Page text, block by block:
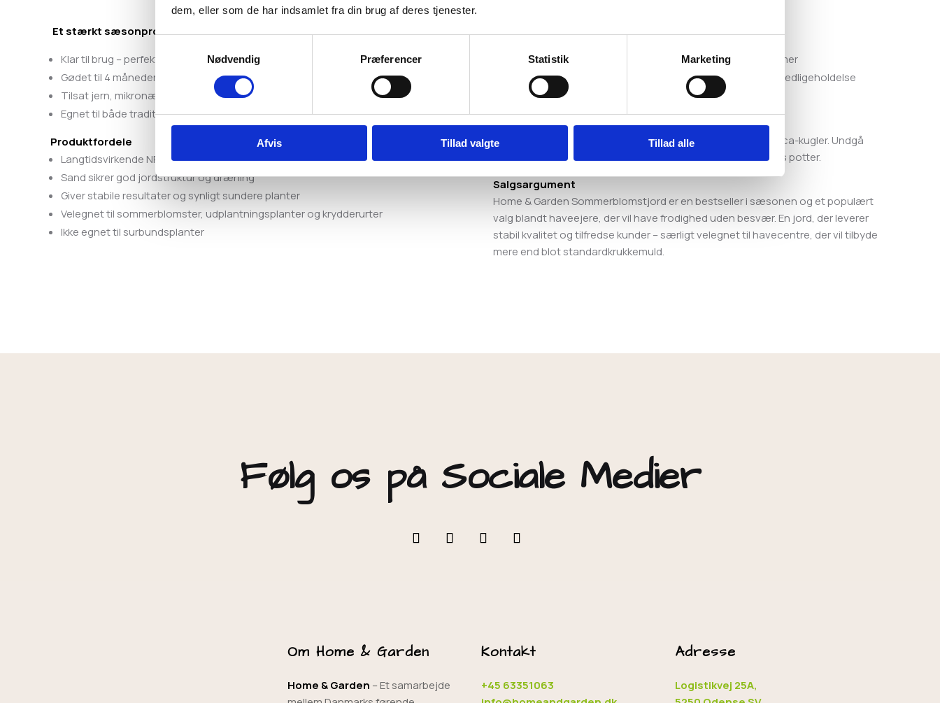
dem, eller som de har indsamlet fra din brug af deres tjenester.
Nødvendig
Præferencer Statistik Marketing
Afvis Tillad valgte Tillad alle
Et stærkt sæsonprodukt til hylderne
Klar til brug – perfekt til alt fra altankasser til plantekummer
Gødet til 4 måneders vækst – minimal vedligeholdelse for slutkunden
Tilsat jern, mikronæringsstoffer og kalk for kraftig blomstring og sunde planter
Egnet til både traditionelle og selvvandende krukker
Produktfordele
Langtidsvirkende NPK-gødning frigiver næring afhængigt af varme og fugt
Sand sikrer god jordstruktur og dræning
Giver stabile resultater og synligt sundere planter
Velegnet til sommerblomster, udplantningsplanter og krydderurter
Ikke egnet til surbundsplanter
Anvendelse
Bruges i krukker, altankasser, ampler og større plantekummer
Særlig egnet til kunder, der ønsker lang blomstring og lav vedligeholdelse
Kan anvendes i selvvandingssystemer
Plantetip
Sørg for dræn i bunden af krukker, fx med Home & Garden Leca-kugler. Undgå
overvanding, og plant ikke dybere end planterne stod i deres potter.
Salgsargument
Home & Garden Sommerblomstjord er en bestseller i sæsonen og et populært
valg blandt haveejere, der vil have frodighed uden besvær. En jord, der leverer
stabil kvalitet og tilfredse kunder – særligt velegnet til havecentre, der vil tilbyde
mere end blot standardkrukkemuld.
Følg os på Sociale Medier
Om Home & Garden
Home & Garden – Et samarbejde
Kontakt
+45 63351063
Adresse
Logistikvej 25A,